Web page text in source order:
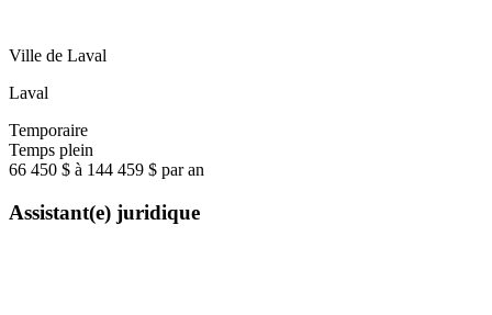
Ville de Laval
Laval
Temporaire
Temps plein
66 450 $ à 144 459 $ par an
Assistant(e) juridique